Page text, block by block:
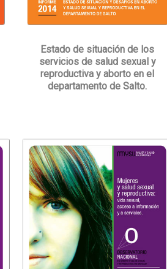
Estado de situación de los
servicios de salud sexual y
reproductiva y aborto en el
departamento de Salto.